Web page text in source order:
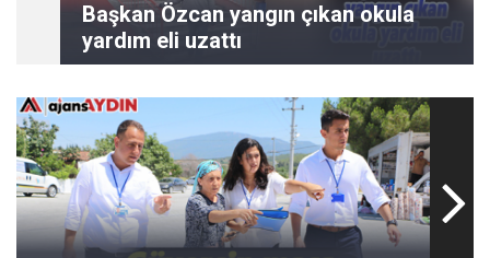
Başkan Özcan yangın çıkan okula
yardım eli uzattı